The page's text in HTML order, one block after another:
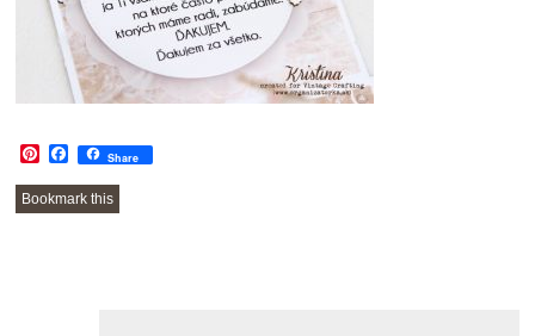
Pinterest
Facebook
Share
Bookmark this